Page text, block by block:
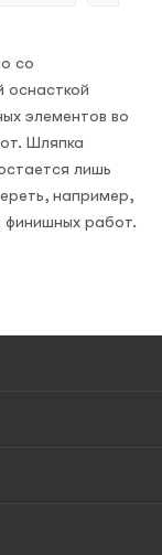
со
оснасткой
элементов во
Шляпка
лишь
например,
финишных работ.